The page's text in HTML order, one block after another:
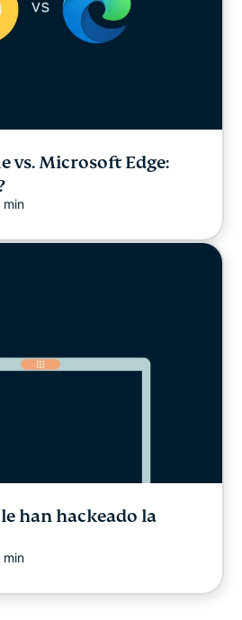
vs. Microsoft Edge:
min
han hackeado la
min